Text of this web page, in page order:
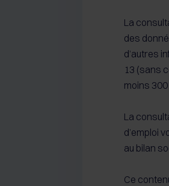
La
des
d’autres
13 (sans
moins
La
d’emploi
au bilan
Ce